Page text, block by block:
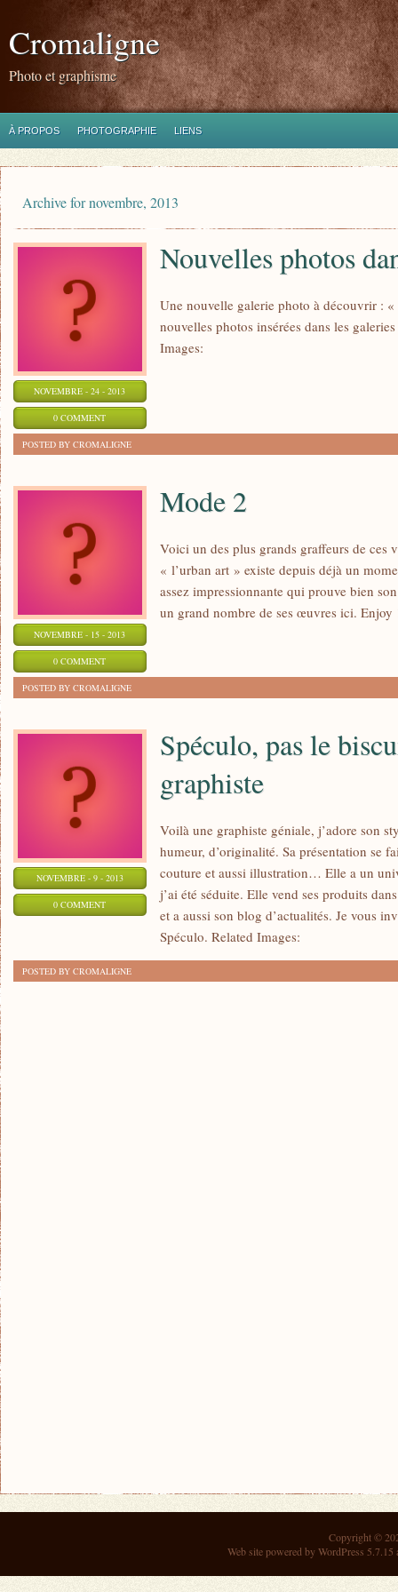
Cromaligne
Photo et graphisme
À PROPOS PHOTOGRAPHIE LIENS
Archive for novembre, 2013
NOVEMBRE - 24 - 2013
0 COMMENT
Nouvelles photos
Une nouvelle galerie photo à découvrir :
nouvelles photos insérées dans les
Images:
POSTED BY CROMALIGNE
NOVEMBRE - 15 - 2013
0 COMMENT
Mode 2
Voici un des plus grands graffeurs de ces
« l’urban art » existe depuis déjà un
assez impressionnante qui prouve bien
un grand nombre de ses œuvres ici. Enjoy
POSTED BY CROMALIGNE
NOVEMBRE - 9 - 2013
0 COMMENT
Spéculo, pas le
graphiste
Voilà une graphiste géniale, j’adore son
humeur, d’originalité. Sa présentation se
couture et aussi illustration… Elle a un
j’ai été séduite. Elle vend ses produits
et a aussi son blog d’actualités. Je vous
Spéculo. Related Images:
POSTED BY CROMALIGNE
Copyright ©
Web site powered byWordPress 5.7.15